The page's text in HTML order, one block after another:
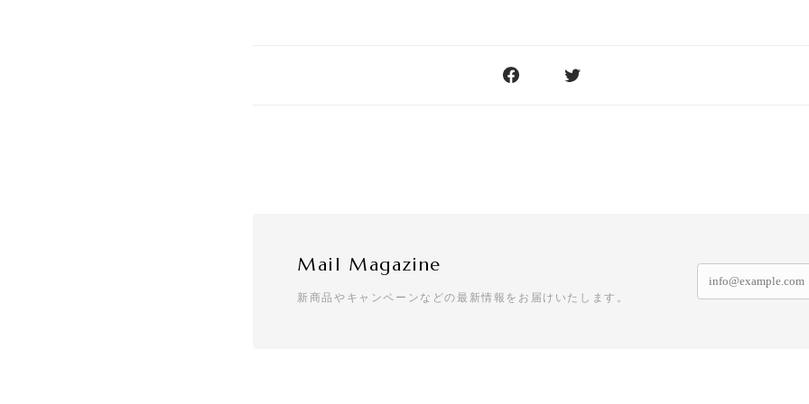
Mail Magazine
新商品やキャンペーンなどの最新情報をお届けいたします。